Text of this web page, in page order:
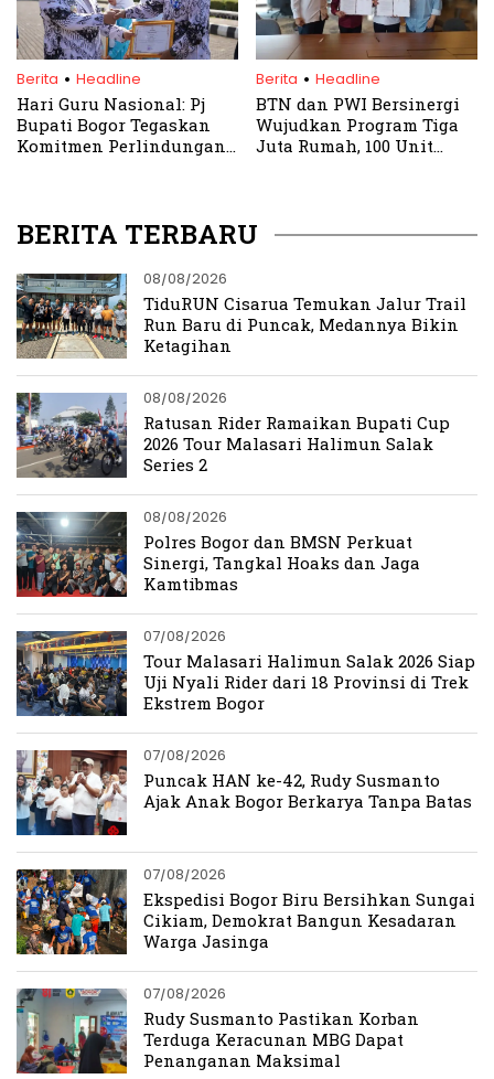
Berita . Headline
Hari Guru Nasional: Pj
Bupati Bogor Tegaskan
Komitmen Perlindungan
Berita . Headline
BTN dan PWI Bersinergi
Wujudkan Program Tiga
Juta Rumah, 100 Unit
BERITA TERBARU
08/08/2026
TiduRUN Cisarua Temukan Jalur Trail
Run Baru di Puncak, Medannya Bikin
Ketagihan
08/08/2026
Ratusan Rider Ramaikan Bupati Cup
2026 Tour Malasari Halimun Salak
Series 2
08/08/2026
Polres Bogor dan BMSN Perkuat
Sinergi, Tangkal Hoaks dan Jaga
Kamtibmas
07/08/2026
Tour Malasari Halimun Salak 2026 Siap
Uji Nyali Rider dari 18 Provinsi di Trek
Ekstrem Bogor
07/08/2026
Puncak HAN ke-42, Rudy Susmanto
Ajak Anak Bogor Berkarya Tanpa Batas
07/08/2026
Ekspedisi Bogor Biru Bersihkan Sungai
Cikiam, Demokrat Bangun Kesadaran
Warga Jasinga
07/08/2026
Rudy Susmanto Pastikan Korban
Terduga Keracunan MBG Dapat
Penanganan Maksimal